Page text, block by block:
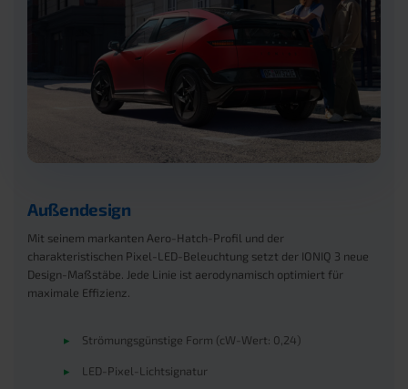
Außendesign
Mit seinem markanten Aero-Hatch-Profil und der
charakteristischen Pixel-LED-Beleuchtung setzt der IONIQ 3 neue
Design-Maßstäbe. Jede Linie ist aerodynamisch optimiert für
maximale Effizienz.
▸ Strömungsgünstige Form (cW-Wert: 0,24)
▸ LED-Pixel-Lichtsignatur